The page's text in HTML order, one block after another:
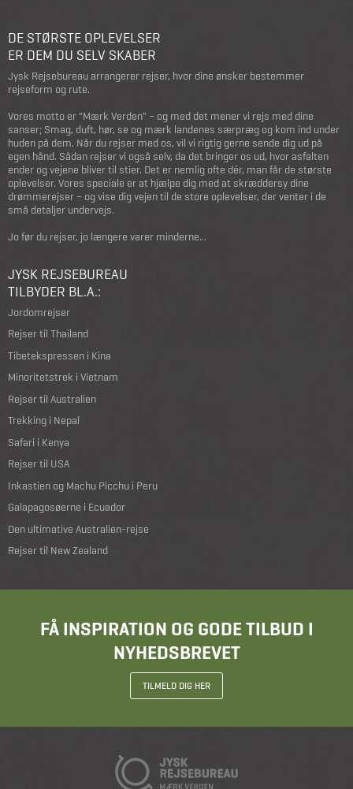
DE STØRSTE OPLEVELSER
ER DEM DU SELV SKABER
Jysk Rejsebureau arrangerer rejser, hvor dine ønsker bestemmer
rejseform og rute.
Vores motto er "Mærk Verden" – og med det mener vi rejs med dine
sanser; Smag, duft, hør, se og mærk landenes særpræg og kom ind under
huden på dem. Når du rejser med os, vil vi rigtig gerne sende dig ud på
egen hånd. Sådan rejser vi også selv, da det bringer os ud, hvor asfalten
ender og vejene bliver til stier. Det er nemlig ofte dér, man får de største
oplevelser. Vores speciale er at hjælpe dig med at skræddersy dine
drømmerejser – og vise dig vejen til de store oplevelser, der venter i de
små detaljer undervejs.
Jo før du rejser, jo længere varer minderne...
JYSK REJSEBUREAU
TILBYDER BL.A.:
Jordomrejser
Rejser til Thailand
Tibetekspressen i Kina
Minoritetstrek i Vietnam
Rejser til Australien
Trekking i Nepal
Safari i Kenya
Rejser til USA
Inkastien og Machu Picchu i Peru
Galapagosøerne i Ecuador
Den ultimative Australien-rejse
Rejser til New Zealand
FÅ INSPIRATION OG GODE TILBUD I
NYHEDSBREVET
TILMELD DIG HER